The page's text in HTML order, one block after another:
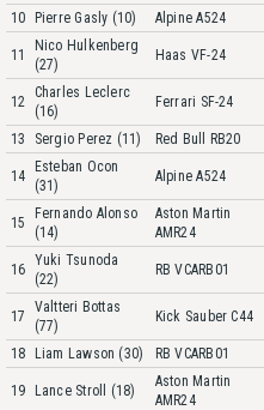
10 Pierre Gasly (10) Alpine A524
11
Nico Hulkenberg
(27)
Haas VF-24
12
Charles Leclerc
(16)
Ferrari SF-24
13 Sergio Perez (11) Red Bull RB20
14
Esteban Ocon
(31)
Alpine A524
15
Fernando Alonso
(14)
Aston Martin
AMR24
16
Yuki Tsunoda
(22)
RB VCARB01
17
Valtteri Bottas
(77)
Kick Sauber C44
18 Liam Lawson (30) RB VCARB01
19 Lance Stroll (18)
Aston Martin
AMR24